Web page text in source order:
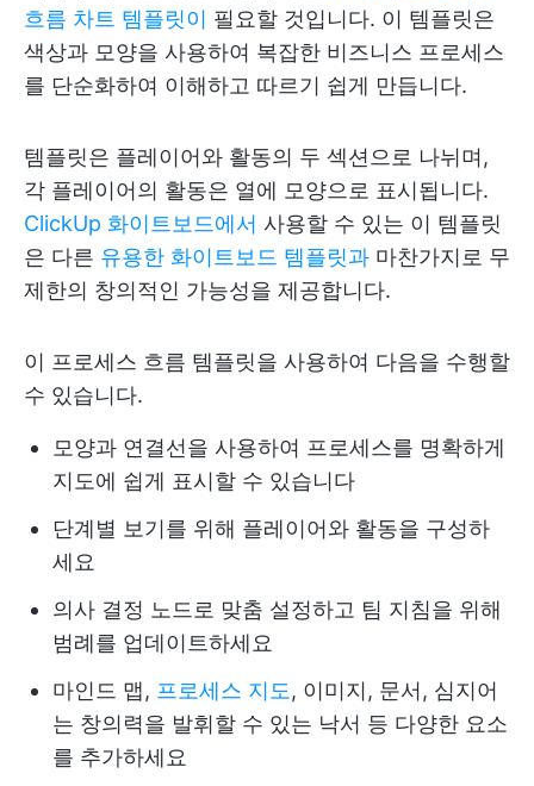
흐름 차트 템플릿이 필요할 것입니다. 이 템플릿은
색상과 모양을 사용하여 복잡한 비즈니스 프로세스
를 단순화하여 이해하고 따르기 쉽게 만듭니다.
템플릿은 플레이어와 활동의 두 섹션으로 나뉘며,
각 플레이어의 활동은 열에 모양으로 표시됩니다.
ClickUp 화이트보드에서 사용할 수 있는 이 템플릿
은 다른 유용한 화이트보드 템플릿과 마찬가지로 무
제한의 창의적인 가능성을 제공합니다.
이 프로세스 흐름 템플릿을 사용하여 다음을 수행할
수 있습니다.
모양과 연결선을 사용하여 프로세스를 명확하게
지도에 쉽게 표시할 수 있습니다
단계별 보기를 위해 플레이어와 활동을 구성하
세요
의사 결정 노드로 맞춤 설정하고 팀 지침을 위해
범례를 업데이트하세요
마인드 맵, 프로세스 지도, 이미지, 문서, 심지어
는 창의력을 발휘할 수 있는 낙서 등 다양한 요소
를 추가하세요